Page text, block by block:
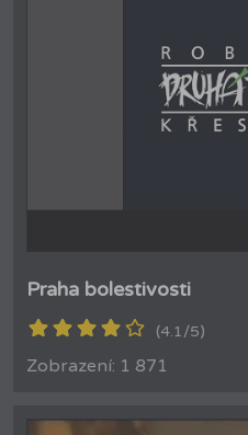
Praha bolestivosti
(4.1/5)
Zobrazení: 1 871